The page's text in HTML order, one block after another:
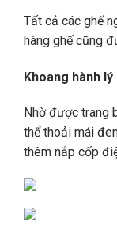
Tất cả các ghế
hàng ghế cũng
Khoang hành lý
Nhờ được trang
thể thoải mái
thêm nắp cốp